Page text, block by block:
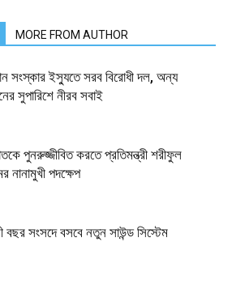
MORE FROM AUTHOR
সংস্কার ইস্যুতে সরব বিরোধী দল, অন্য
সুপারিশে নীরব সবাই
পুনরুজ্জীবিত করতে প্রতিমন্ত্রী শরীফুল
নানামুখী পদক্ষেপ
বছর সংসদে বসবে নতুন সাউন্ড সিস্টেম